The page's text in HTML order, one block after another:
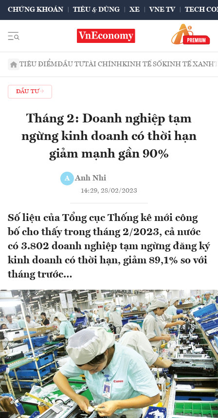
CHỨNG KHOÁN TIÊU & DÙNG XE VNE TV TECH
TIÊU ĐIỂMĐẦU TƯTÀI CHÍNHKINH TẾ SỐKINH TẾ XANH
ĐẦU TƯ
Tháng 2: Doanh nghiệp tạm
ngừng kinh doanh có thời hạn
giảm mạnh gần 90%
A Anh Nhi
14:29, 28/02/2023
Số liệu của Tổng cục Thống kê mới công
bố cho thấy trong tháng 2/2023, cả nước
có 3.802 doanh nghiệp tạm ngừng đăng ký
kinh doanh có thời hạn, giảm 89,1% so với
tháng trước…